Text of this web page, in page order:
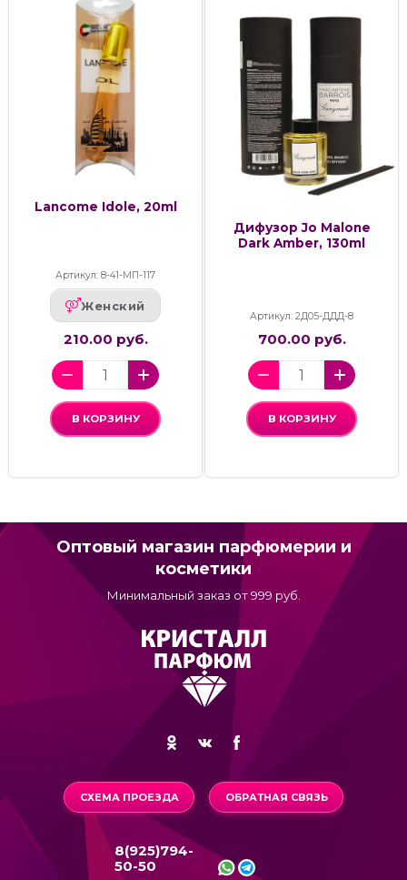
Lancome Idole, 20ml
Артикул: 8-41-МП-117
Женский
210.00 руб.
В КОРЗИНУ
Дифузор Jo Malone
Dark Amber, 130ml
Артикул: 2Д05-ДДД-8
700.00 руб.
В КОРЗИНУ
Оптовый магазин парфюмерии и
косметики
Минимальный заказ от 999 руб.
СХЕМА ПРОЕЗДА ОБРАТНАЯ СВЯЗЬ
8(925)794-
50-50